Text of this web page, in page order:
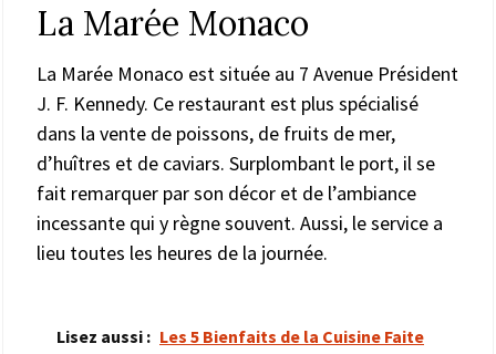
La Marée Monaco
La Marée Monaco est située au 7 Avenue Président
J. F. Kennedy. Ce restaurant est plus spécialisé
dans la vente de poissons, de fruits de mer,
d’huîtres et de caviars. Surplombant le port, il se
fait remarquer par son décor et de l’ambiance
incessante qui y règne souvent. Aussi, le service a
lieu toutes les heures de la journée.
Lisez aussi : Les 5 Bienfaits de la Cuisine Faite